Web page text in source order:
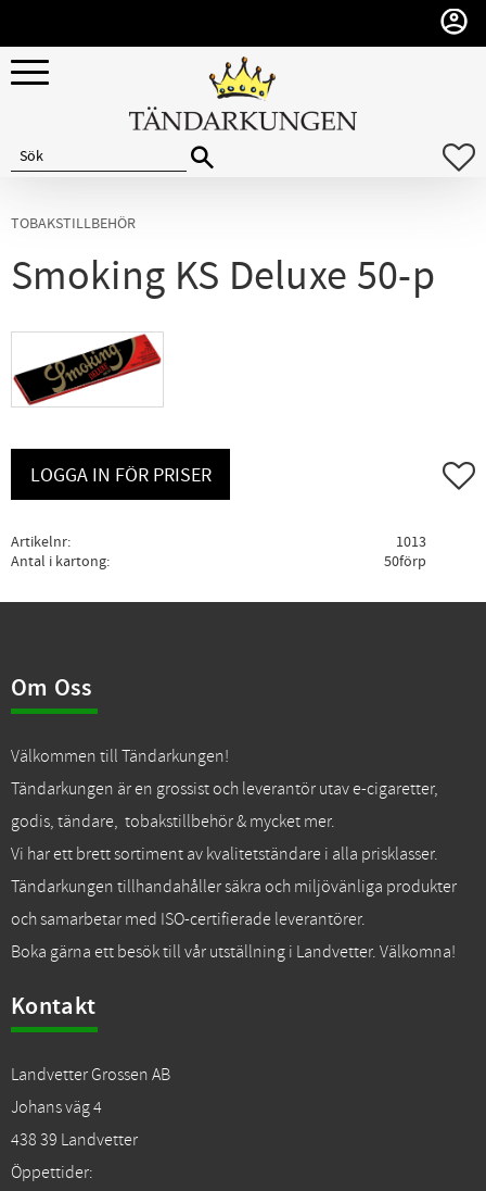
Meny
TOBAKSTILLBEHÖR
Smoking KS Deluxe 50-p
LOGGA IN FÖR PRISER Lägg
Artikelnr
1013
Antal i kartong
50förp
Om Oss
Välkommen till Tändarkungen!
Tändarkungen är en grossist och leverantör utav e-cigaretter,
godis, tändare, tobakstillbehör & mycket mer.
Vi har ett brett sortiment av kvalitetständare i alla prisklasser.
Tändarkungen tillhandahåller säkra och miljövänliga produkter
och samarbetar med ISO-certifierade leverantörer.
Boka gärna ett besök till vår utställning i Landvetter. Välkomna!
Kontakt
Landvetter Grossen AB
Johans väg 4
438 39 Landvetter
Öppettider: